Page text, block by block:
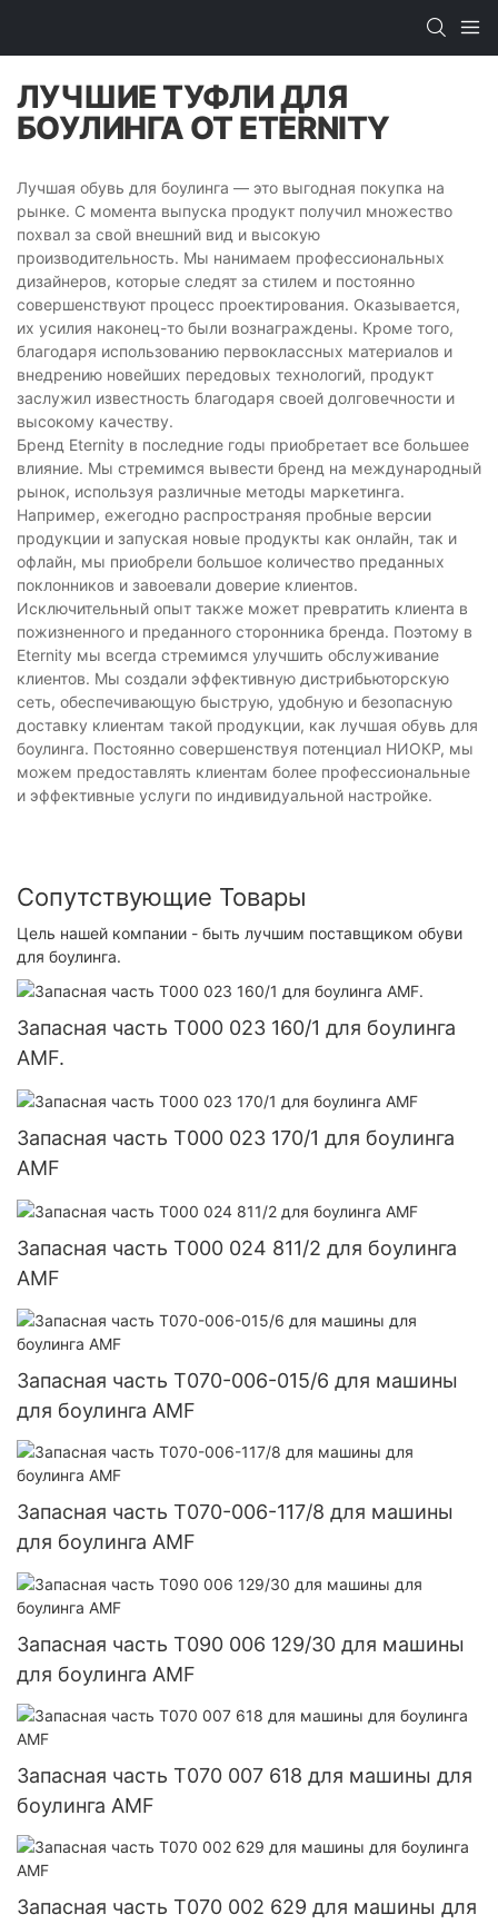
ЛУЧШИЕ ТУФЛИ ДЛЯ
БОУЛИНГА ОТ ETERNITY
Лучшая обувь для боулинга — это выгодная покупка на
рынке. С момента выпуска продукт получил множество
похвал за свой внешний вид и высокую
производительность. Мы нанимаем профессиональных
дизайнеров, которые следят за стилем и постоянно
совершенствуют процесс проектирования. Оказывается,
их усилия наконец-то были вознаграждены. Кроме того,
благодаря использованию первоклассных материалов и
внедрению новейших передовых технологий, продукт
заслужил известность благодаря своей долговечности и
высокому качеству.
Бренд Eternity в последние годы приобретает все большее
влияние. Мы стремимся вывести бренд на международный
рынок, используя различные методы маркетинга.
Например, ежегодно распространяя пробные версии
продукции и запуская новые продукты как онлайн, так и
офлайн, мы приобрели большое количество преданных
поклонников и завоевали доверие клиентов.
Исключительный опыт также может превратить клиента в
пожизненного и преданного сторонника бренда. Поэтому в
Eternity мы всегда стремимся улучшить обслуживание
клиентов. Мы создали эффективную дистрибьюторскую
сеть, обеспечивающую быструю, удобную и безопасную
доставку клиентам такой продукции, как лучшая обувь для
боулинга. Постоянно совершенствуя потенциал НИОКР, мы
можем предоставлять клиентам более профессиональные
и эффективные услуги по индивидуальной настройке.
Сопутствующие Товары
Цель нашей компании - быть лучшим поставщиком обуви
для боулинга.
Запасная часть T000 023 160/1 для боулинга
AMF.
Запасная часть T000 023 170/1 для боулинга
AMF
Запасная часть T000 024 811/2 для боулинга
AMF
Запасная часть T070-006-015/6 для машины
для боулинга AMF
Запасная часть T070-006-117/8 для машины
для боулинга AMF
Запасная часть T090 006 129/30 для машины
для боулинга AMF
Запасная часть T070 007 618 для машины для
боулинга AMF
Запасная часть T070 002 629 для машины для